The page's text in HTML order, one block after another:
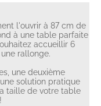
l'ouvrir à 87 cm de
à une table parfaite
accueillir 6
rallonge.
une deuxième
solution pratique
taille de votre table